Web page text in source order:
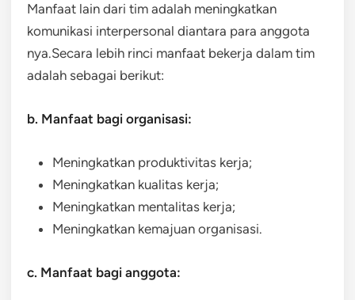
Manfaat lain dari tim adalah meningkatkan
komunikasi interpersonal diantara para anggota
nya.Secara lebih rinci manfaat bekerja dalam tim
adalah sebagai berikut:
b. Manfaat bagi organisasi:
Meningkatkan produktivitas kerja;
Meningkatkan kualitas kerja;
Meningkatkan mentalitas kerja;
Meningkatkan kemajuan organisasi.
c. Manfaat bagi anggota: